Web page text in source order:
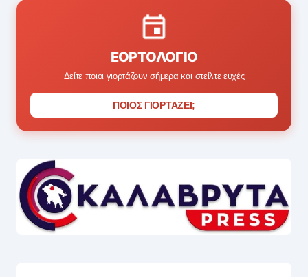
ΕΟΡΤΟΛΌΓΙΟ
Δείτε ποιοι γιορτάζουν σήμερα και στείλτε ευχές
ΠΟΙΟΣ ΓΙΟΡΤΑΖΕΙ;